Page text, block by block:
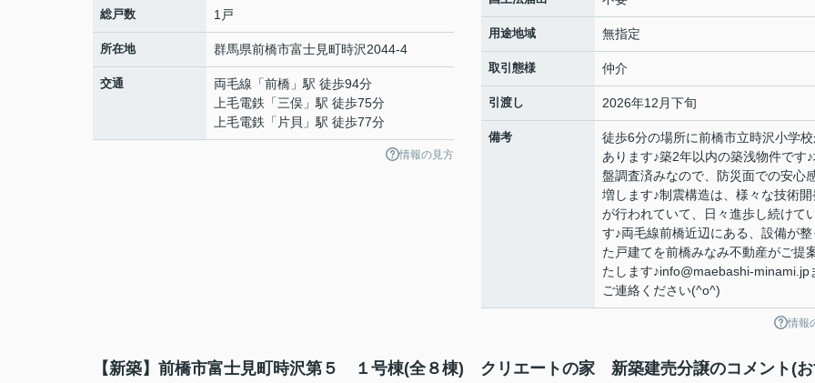
総戸数 1戸
所在地 群馬県前橋市富士見町時沢2044-4
交通 両毛線 「前橋 」駅 徒歩94分
上毛電鉄 「三俣 」駅 徒歩75分
上毛電鉄 「 片貝 」駅 徒歩77分
情報の見方
用途地域 無指定
取引態様 仲介
引渡し 2026年12月下旬
備考
徒歩6分の場所に前橋市立時沢小学
あります♪築2年以内の築浅物件です
盤調査済みなので、防災面での安心
増します♪制震構造は、様々な技術開
が行われていて、日々進歩し続けて
す♪両毛線前橋近辺にある、設備が整
た戸建てを前橋みなみ不動産がご提
たします♪info@maebashi-minami.jp
ご連絡ください(^o^)
情報
【新築】前橋市富士見町時沢第５ １号棟(全８棟) クリエートの家 新築建売分譲のコメント(